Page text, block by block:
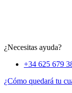
¿Necesitas ayuda?
+34 625 679
¿Cómo quedará tu